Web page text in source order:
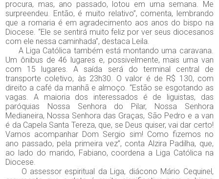
procura, mas, ano passado, lotou em uma semana. Me
surpreendeu. Então, é muito relativo”, comenta, lembrando
que a romaria é em agradecimento aos anos do bispo na
Diocese. “Ele se sentirá muito feliz por ver seus diocesanos
com ele nessa caminhada”, destaca Leila.
A Liga Católica também está montando uma caravana.
Um ônibus de 46 lugares e, possivelmente, mais uma van
com 15 lugares. A saída será do terminal central de
transporte coletivo, às 23h30. O valor é de R$ 130, com
direito a café da manhã e almoço. “Estão se esgotando as
vagas. A maioria dos interessados é de liguistas, das
paróquias Nossa Senhora do Pilar, Nossa Senhora
Medianeira, Nossa Senhora das Graças, São Pedro e a van
é da Capela Santa Tereza, que, se Deus quiser, vai dar certo!
Vamos acompanhar Dom Sergio sim! Como fizemos no
ano passado, pela primeira vez”, conta Alzira Padilha, que,
ao lado do marido, Fabiano, coordena a Liga Católica na
Diocese.
O assessor espiritual da Liga, diácono Mário Cequinel,